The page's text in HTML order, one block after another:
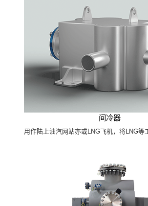
间冷器
用作陆上油汽网站亦或LNG飞机，将LNG等